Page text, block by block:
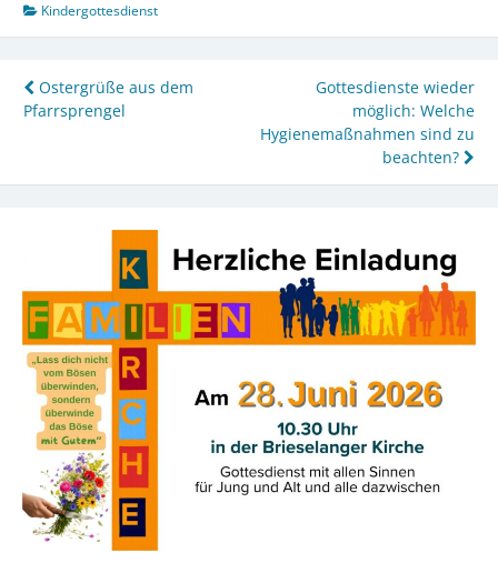
Kindergottesdienst
Beitragsnavigation
Ostergrüße aus dem
Pfarrsprengel
Gottesdienste wieder
möglich: Welche
Hygienemaßnahmen sind zu
beachten?